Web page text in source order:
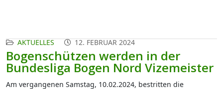
AKTUELLES 12. FEBRUAR 2024
Bogenschützen werden in der
Bundesliga Bogen Nord Vizemeister
Am vergangenen Samstag, 10.02.2024, bestritten die